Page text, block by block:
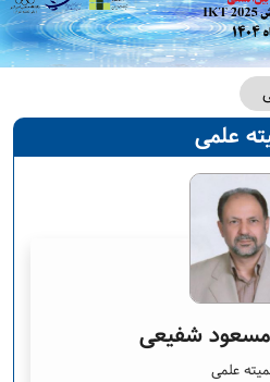
علمی
مسعود شفیعی
علمی